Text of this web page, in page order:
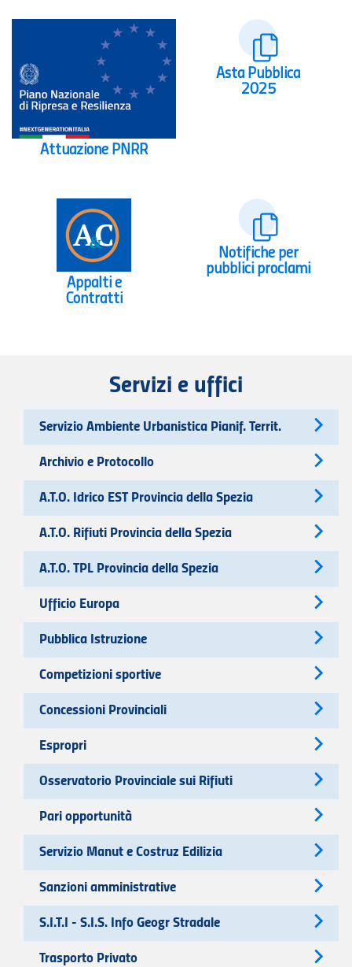
Attuazione PNRR
Asta Pubblica
2025
Appalti e
Contratti
Notifiche per
pubblici proclami
Servizi e uffici
Servizio Ambiente Urbanistica Pianif. Territ.
Archivio e Protocollo
A.T.O. Idrico EST Provincia della Spezia
A.T.O. Rifiuti Provincia della Spezia
A.T.O. TPL Provincia della Spezia
Ufficio Europa
Pubblica Istruzione
Competizioni sportive
Concessioni Provinciali
Espropri
Osservatorio Provinciale sui Rifiuti
Pari opportunità
Servizio Manut e Costruz Edilizia
Sanzioni amministrative
S.I.T.I - S.I.S. Info Geogr Stradale
Trasporto Privato